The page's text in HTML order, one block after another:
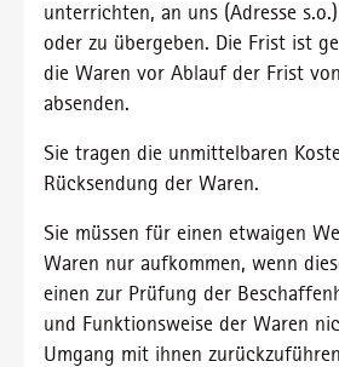
unterrichten, an uns (Adresse
oder zu übergeben. Die Frist ist
die Waren vor Ablauf der Frist
absenden.
Sie tragen die unmittelbaren
Rücksendung der Waren.
Sie müssen für einen etwaigen
Waren nur aufkommen, wenn
einen zur Prüfung der
und Funktionsweise der Waren
Umgang mit ihnen